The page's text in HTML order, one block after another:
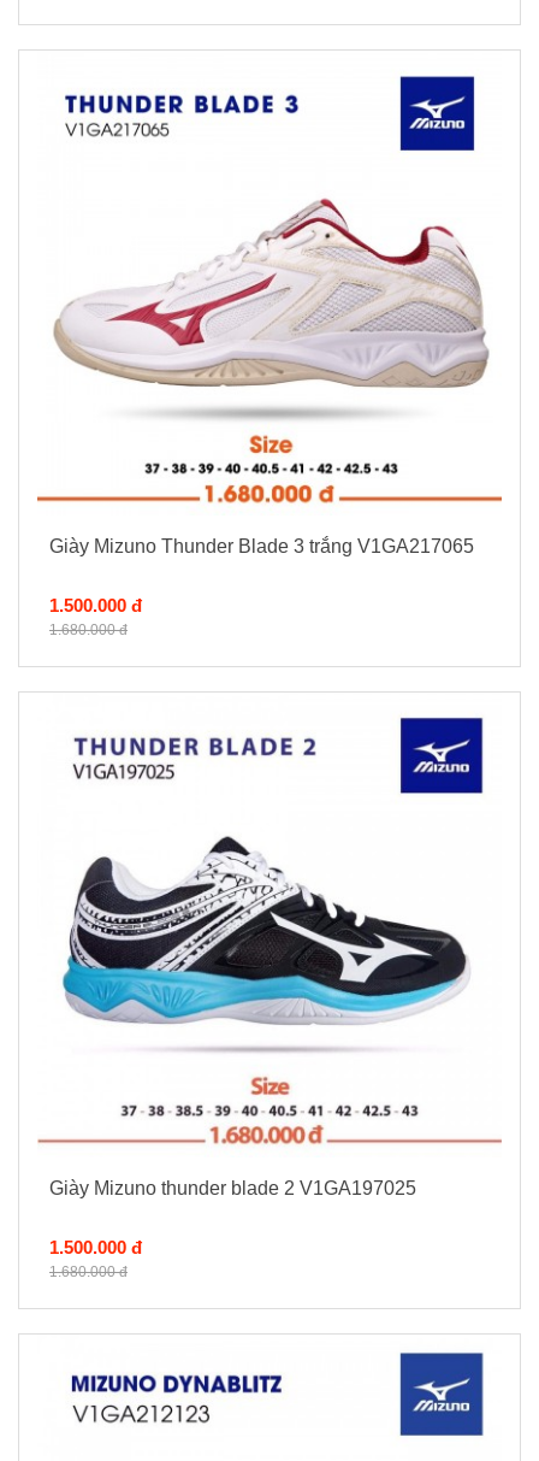
Giày Mizuno Thunder Blade 3 trắng V1GA217065
1.500.000 đ
1.680.000 đ
Giày Mizuno thunder blade 2 V1GA197025
1.500.000 đ
1.680.000 đ